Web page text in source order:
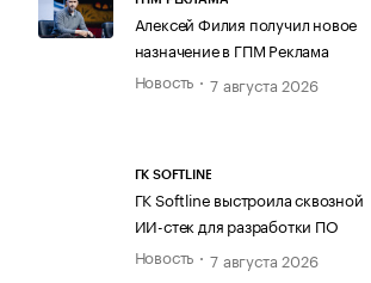
Алексей Филия получил новое
назначение в ГПМ Реклама
Новость
7 августа 2026
ГК SOFTLINE
ГК Softline выстроила сквозной
ИИ-стек для разработки ПО
Новость
7 августа 2026